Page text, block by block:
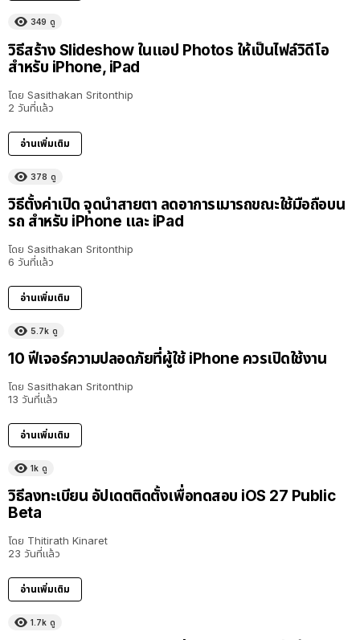
349 ดู
วิธีสร้าง Slideshow ในแอป Photos ให้เป็นไฟล์วิดีโอ
สำหรับ iPhone, iPad
โดย Sasithakan Sritonthip
2 วันที่แล้ว
อ่านเพิ่มเติม
378 ดู
วิธีตั้งค่าเปิด จุดนำสายตา ลดอาการเมารถขณะใช้มือถือบน
รถ สำหรับ iPhone และ iPad
โดย Sasithakan Sritonthip
6 วันที่แล้ว
อ่านเพิ่มเติม
5.7k ดู
10 ฟีเจอร์ความปลอดภัยที่ผู้ใช้ iPhone ควรเปิดใช้งาน
โดย Sasithakan Sritonthip
13 วันที่แล้ว
อ่านเพิ่มเติม
1k ดู
วิธีลงทะเบียน อัปเดตติดตั้งเพื่อทดสอบ iOS 27 Public
Beta
โดย Thitirath Kinaret
23 วันที่แล้ว
อ่านเพิ่มเติม
1.7k ดู